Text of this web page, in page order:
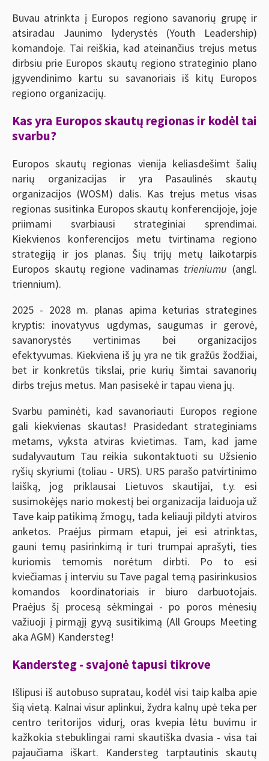
Buvau atrinkta į Europos regiono savanorių grupę ir
atsiradau Jaunimo lyderystės (Youth Leadership)
komandoje. Tai reiškia, kad ateinančius trejus metus
dirbsiu prie Europos skautų regiono strateginio plano
įgyvendinimo kartu su savanoriais iš kitų Europos
regiono organizacijų.
Kas yra Europos skautų regionas ir kodėl tai
svarbu?
Europos skautų regionas vienija keliasdešimt šalių
narių organizacijas ir yra Pasaulinės skautų
organizacijos (WOSM) dalis. Kas trejus metus visas
regionas susitinka Europos skautų konferencijoje, joje
priimami svarbiausi strateginiai sprendimai.
Kiekvienos konferencijos metu tvirtinama regiono
strategiją ir jos planas. Šių trijų metų laikotarpis
Europos skautų regione vadinamas trieniumu (angl.
triennium).
2025 - 2028 m. planas apima keturias strategines
kryptis: inovatyvus ugdymas, saugumas ir gerovė,
savanorystės vertinimas bei organizacijos
efektyvumas. Kiekviena iš jų yra ne tik gražūs žodžiai,
bet ir konkretūs tikslai, prie kurių šimtai savanorių
dirbs trejus metus. Man pasisekė ir tapau viena jų.
Svarbu paminėti, kad savanoriauti Europos regione
gali kiekvienas skautas! Prasidedant strateginiams
metams, vyksta atviras kvietimas. Tam, kad jame
sudalyvautum Tau reikia sukontaktuoti su Užsienio
ryšių skyriumi (toliau - URS). URS parašo patvirtinimo
laišką, jog priklausai Lietuvos skautijai, t.y. esi
susimokėjęs nario mokestį bei organizacija laiduoja už
Tave kaip patikimą žmogų, tada keliauji pildyti atviros
anketos. Praėjus pirmam etapui, jei esi atrinktas,
gauni temų pasirinkimą ir turi trumpai aprašyti, ties
kuriomis temomis norėtum dirbti. Po to esi
kviečiamas į interviu su Tave pagal temą pasirinkusios
komandos koordinatoriais ir biuro darbuotojais.
Praėjus šį procesą sėkmingai - po poros mėnesių
važiuoji į pirmąjį gyvą susitikimą (All Groups Meeting
aka AGM) Kandersteg!
Kandersteg - svajonė tapusi tikrove
Išlipusi iš autobuso supratau, kodėl visi taip kalba apie
šią vietą. Kalnai visur aplinkui, žydra kalnų upė teka per
centro teritorijos vidurį, oras kvepia lėtu buvimu ir
kažkokia stebuklingai rami skautiška dvasia - visa tai
pajaučiama iškart. Kandersteg tarptautinis skautų